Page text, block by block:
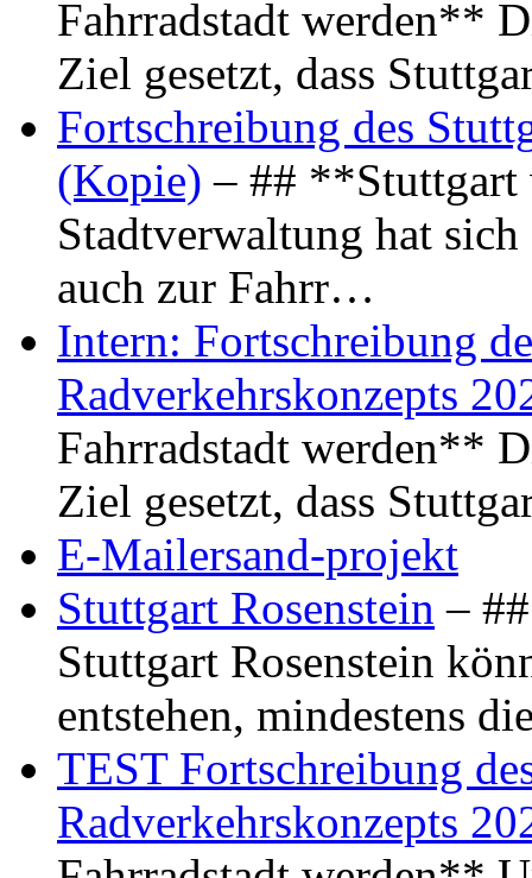
Fahrradstadt werden**
Ziel gesetzt, dass
Fortschreibung des
(Kopie) – ## **Stuttgart
Stadtverwaltung hat
auch zur Fahrr…
Intern: Fortschreibung
Radverkehrskonzepts
Fahrradstadt werden**
Ziel gesetzt, dass
E-Mailersand-projekt
Stuttgart Rosenstein –
Stuttgart Rosenstein
entstehen, mindestens
TEST Fortschreibung
Radverkehrskonzepts